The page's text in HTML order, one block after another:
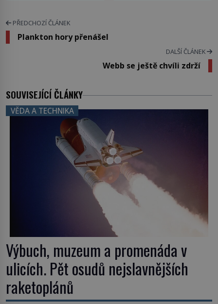
PŘEDCHOZÍ ČLÁNEK
Plankton hory přenášel
DALŠÍ ČLÁNEK
Webb se ještě chvíli zdrží
SOUVISEJÍCÍ ČLÁNKY
VĚDA A TECHNIKA
Výbuch, muzeum a promenáda v
ulicích. Pět osudů nejslavnějších
raketoplánů